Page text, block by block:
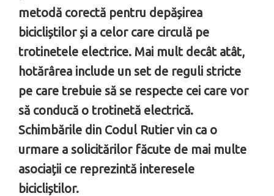
metodă corectă pentru depășirea
bicicliștilor și a celor care circulă pe
trotinetele electrice. Mai mult decât atât,
hotărârea include un set de reguli stricte
pe care trebuie să se respecte cei care vor
să conducă o trotinetă electrică.
Schimbările din Codul Rutier vin ca o
urmare a solicitărilor făcute de mai multe
asociații ce reprezintă interesele
bicicliștilor.